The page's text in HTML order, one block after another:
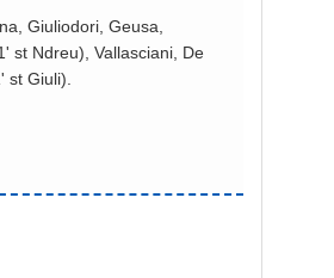
Giuliodori, Geusa,
st Ndreu), Vallasciani, De
Giuli).